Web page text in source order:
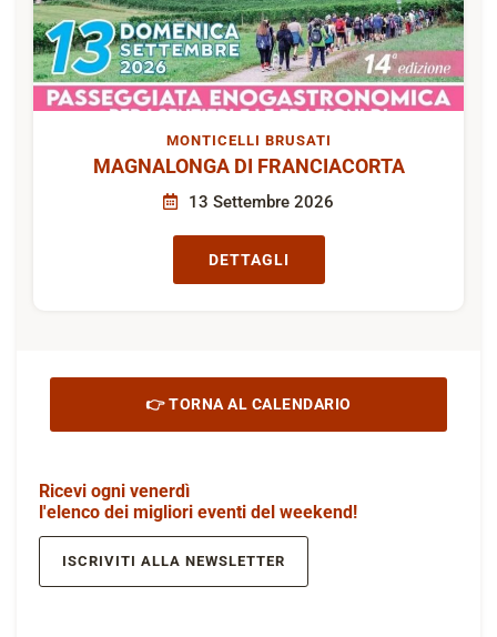
MONTICELLI BRUSATI
MAGNALONGA DI FRANCIACORTA
13 Settembre 2026
DETTAGLI
👉 TORNA AL CALENDARIO
Ricevi ogni venerdì
l'elenco dei migliori eventi del weekend!
ISCRIVITI ALLA NEWSLETTER